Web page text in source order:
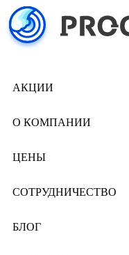
АКЦИИ
О КОМПАНИИ
ЦЕНЫ
СОТРУДНИЧЕСТВО
БЛОГ